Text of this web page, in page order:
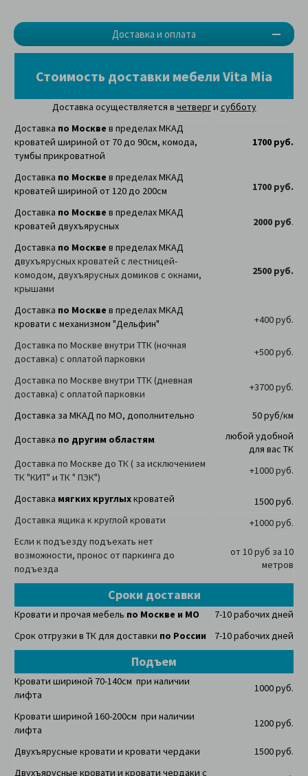
Доставка и оплата
Стоимость доставки мебели Vita Mia
Доставка осуществляется в четверги субботу
Доставка по Москве в пределах МКАД
кроватей шириной от 70 до 90см, комода,
тумбы прикроватной
1700 руб.
Доставка по Москве в пределах МКАД
кроватей шириной от 120 до 200см
1700 руб.
Доставка по Москве в пределах МКАД
кроватей двухъярусных
2000 руб.
Доставка по Москве в пределах МКАД
двухъярусных кроватей с лестницей-
комодом, двухъярусных домиков с окнами,
крышами
2500 руб.
Доставка по Москве в пределах МКАД
кровати с механизмом "Дельфин"
+400 руб.
Доставка по Москве внутри ТТК (ночная
доставка) с оплатой парковки
+500 руб.
Доставка по Москве внутри ТТК (дневная
доставка) с оплатой парковки
+3700 руб.
Доставка за МКАД по МО, дополнительно
50 руб/км
Доставка по другим областям
любой удобной
для вас ТК
Доставка по Москве до ТК ( за исключением
ТК "КИТ" и ТК " ПЭК")
+1000 руб.
Доставка мягких круглыхкроватей
1500 руб.
Доставка ящика к круглой кровати
+1000 руб.
Если к подъезду подъехать нет
возможности, пронос от паркинга до
подъезда
от 10 руб за 10
метров
Сроки доставки
Кровати и прочая мебель по Москве и МО
7-10 рабочих дней
Срок отгрузки в ТК для доставки по России 7-10 рабочих дней
Подъем
Кровати шириной 70-140см при наличии
лифта
1000 руб.
Кровати шириной 160-200см при наличии
лифта
1200 руб.
Двухъярусные кровати и кровати чердаки
1500 руб.
Двухъярусные кровати и кровати чердаки с